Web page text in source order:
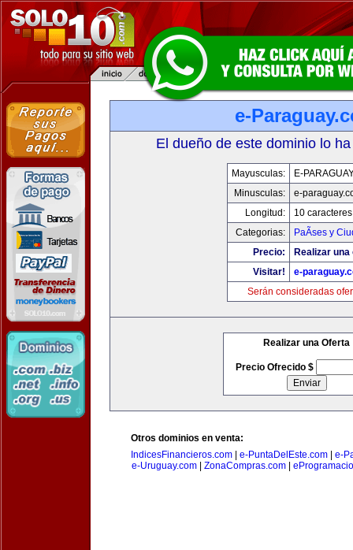
e-
El dueño de este dominio lo
Mayusculas:
E-
Minusculas:
e-
Longitud:
10 caracteres
Categorias:
PaÃ­ses y
Precio:
Realizar
Visitar!
e-
Serán consideradas
Realizar una Oferta
Precio Ofrecido $
Otros dominios en venta:
IndicesFinancieros.com
e-PuntaDelEste.com
e-
e-Uruguay.com
ZonaCompras.com